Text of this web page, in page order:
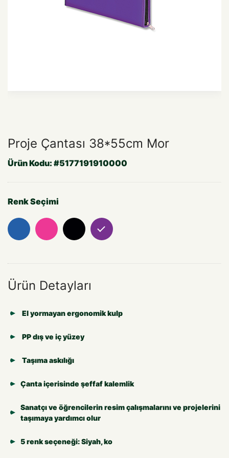
Proje Çantası 38*55cm Mor
Ürün Kodu: #5177191910000
Renk Seçimi
Ürün Detayları
El yormayan ergonomik kulp
PP dış ve iç yüzey
Taşıma askılığı
Çanta içerisinde şeffaf kalemlik
Sanatçı ve öğrencilerin resim çalışmalarını ve projelerini
taşımaya yardımcı olur
5 renk seçeneği: Siyah, ko